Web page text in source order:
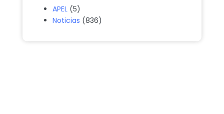
APEL (5)
Noticias (836)